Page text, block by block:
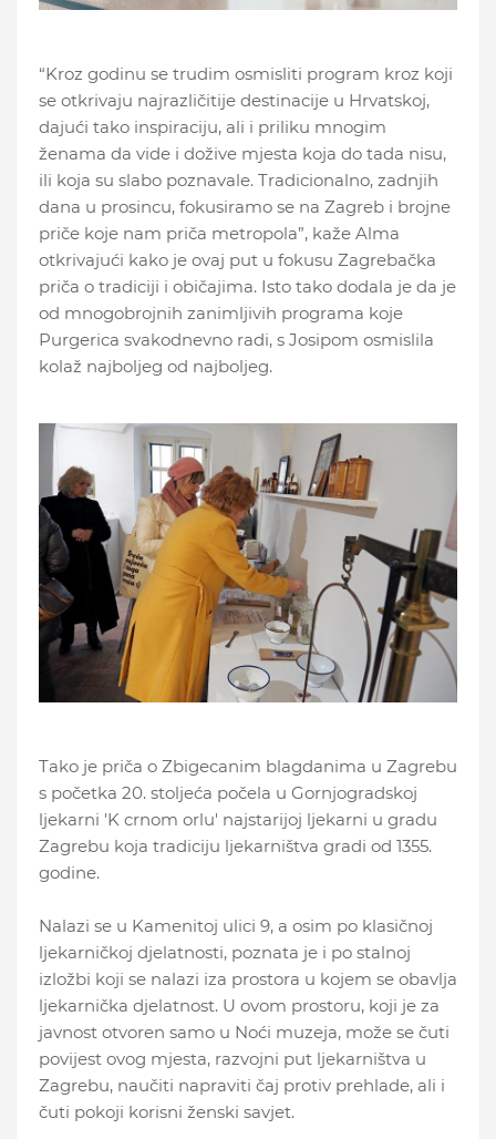
“Kroz godinu se trudim osmisliti program kroz koji
se otkrivaju najrazličitije destinacije u Hrvatskoj,
dajući tako inspiraciju, ali i priliku mnogim
ženama da vide i dožive mjesta koja do tada nisu,
ili koja su slabo poznavale. Tradicionalno, zadnjih
dana u prosincu, fokusiramo se na Zagreb i brojne
priče koje nam priča metropola”, kaže Alma
otkrivajući kako je ovaj put u fokusu Zagrebačka
priča o tradiciji i običajima. Isto tako dodala je da je
od mnogobrojnih zanimljivih programa koje
Purgerica svakodnevno radi, s Josipom osmislila
kolaž najboljeg od najboljeg.
Tako je priča o Zbigecanim blagdanima u Zagrebu
s početka 20. stoljeća počela u Gornjogradskoj
ljekarni 'K crnom orlu' najstarijoj ljekarni u gradu
Zagrebu koja tradiciju ljekarništva gradi od 1355.
godine.
Nalazi se u Kamenitoj ulici 9, a osim po klasičnoj
ljekarničkoj djelatnosti, poznata je i po stalnoj
izložbi koji se nalazi iza prostora u kojem se obavlja
ljekarnička djelatnost. U ovom prostoru, koji je za
javnost otvoren samo u Noći muzeja, može se čuti
povijest ovog mjesta, razvojni put ljekarništva u
Zagrebu, naučiti napraviti čaj protiv prehlade, ali i
čuti pokoji korisni ženski savjet.